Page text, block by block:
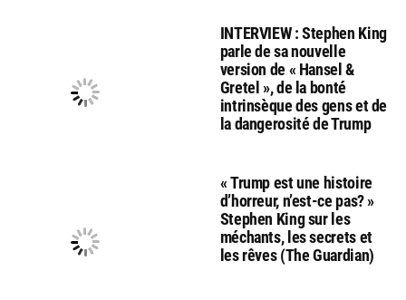
INTERVIEW : Stephen King
parle de sa nouvelle
version de « Hansel &
Gretel », de la bonté
intrinsèque des gens et de
la dangerosité de Trump
« Trump est une histoire
d’horreur, n’est-ce pas? »
Stephen King sur les
méchants, les secrets et
les rêves (The Guardian)